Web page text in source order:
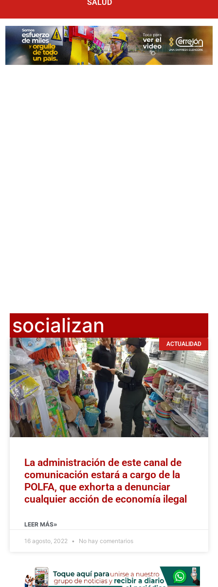
SALUD
socializan
ACTUALIDAD
La administración de este canal de
comunicación estará a cargo de la
POLFA, que exhorta a denunciar
cualquier acción de economía ilegal
LEER MÁS»
16 agosto, 2022 No hay comentarios